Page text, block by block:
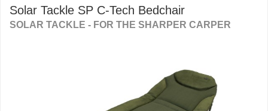
Solar Tackle SP C-Tech Bedchair
SOLAR TACKLE - FOR THE SHARPER CARPER